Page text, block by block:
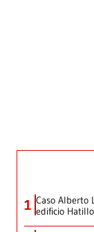
1 Caso Alberto
edificio Hatillo